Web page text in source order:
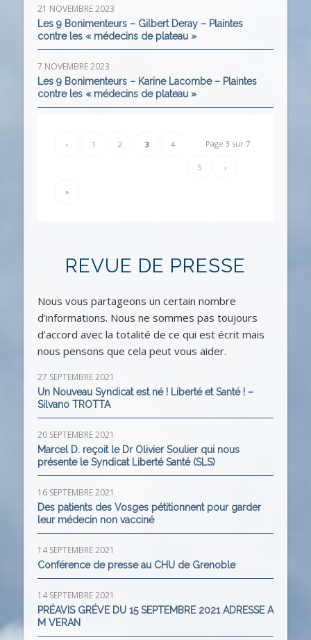
21 NOVEMBRE 2023
Les 9 Bonimenteurs – Gilbert Deray – Plaintes
contre les « médecins de plateau »
7 NOVEMBRE 2023
Les 9 Bonimenteurs – Karine Lacombe – Plaintes
contre les « médecins de plateau »
Page 3 sur 7
‹ 1 2 3 4
5 ›
»
REVUE DE PRESSE
Nous vous partageons un certain nombre
d’informations. Nous ne sommes pas toujours
d’accord avec la totalité de ce qui est écrit mais
nous pensons que cela peut vous aider.
27 SEPTEMBRE 2021
Un Nouveau Syndicat est né ! Liberté et Santé ! –
Silvano TROTTA
20 SEPTEMBRE 2021
Marcel D. reçoit le Dr Olivier Soulier qui nous
présente le Syndicat Liberté Santé (SLS)
16 SEPTEMBRE 2021
Des patients des Vosges pétitionnent pour garder
leur médecin non vacciné
14 SEPTEMBRE 2021
Conférence de presse au CHU de Grenoble
14 SEPTEMBRE 2021
PRÉAVIS GRÉVE DU 15 SEPTEMBRE 2021 ADRESSE A
M VERAN